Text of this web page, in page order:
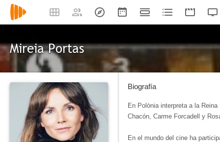
Mireia Portas
Biografía
En Polònia interpreta a la
Chacón, Carme Forcadell y
En el mundo del cine ha